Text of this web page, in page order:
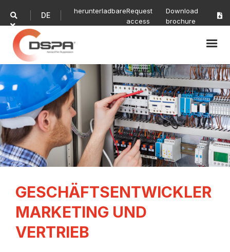


DE herunterladbareRequest
access
Download
brochure

GESCHÄFTSENTWICKLER
MARKETING UND
VERTRIEB